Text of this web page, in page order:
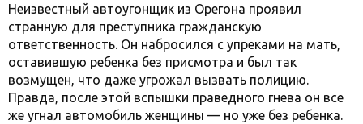
Неизвестный автоугонщик из Орегона проявил
странную для преступника гражданскую
ответственность. Он набросился с упреками на мать,
оставившую ребенка без присмотра и был так
возмущен, что даже угрожал вызвать полицию.
Правда, после этой вспышки праведного гнева он все
же угнал автомобиль женщины — но уже без ребенка.